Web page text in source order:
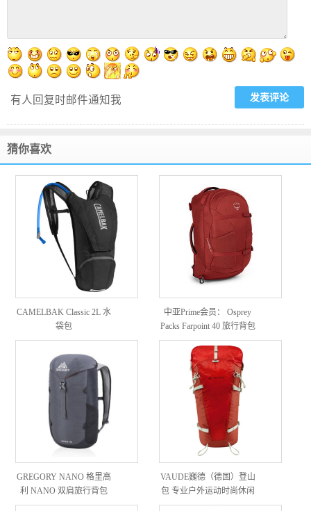
有人回复时邮件通知我
猜你喜欢
CAMELBAK Classic 2L 水
袋包
中亚Prime会员： Osprey
Packs Farpoint 40 旅行背包
GREGORY NANO 格里高
利 NANO 双肩旅行背包
VAUDE巍德（德国）登山
包 专业户外运动时尚休闲
轻量化双肩背包12151